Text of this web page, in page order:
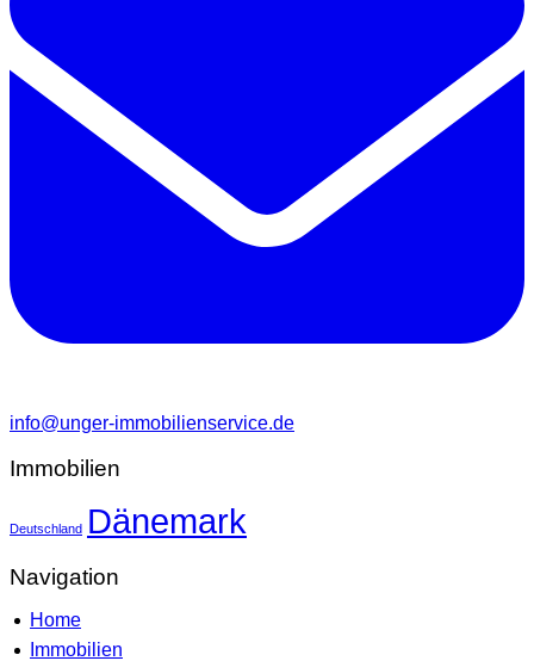
info@unger-immobilienservice.de
Immobilien
Deutschland Dänemark
Navigation
Home
Immobilien